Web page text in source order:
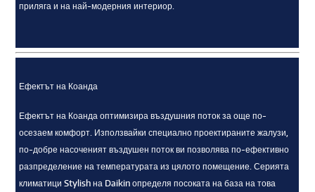
приляга и на най-модерния интериор.
Ефектът на Коанда
Ефектът на Коанда оптимизира въздушния поток за още по-
осезаем комфорт. Използвайки специално проектираните жалузи,
по-добре насоченият въздушен поток ви позволява по-ефективно
разпределение на температурата из цялото помещение. Серията
климатици Stylish на Daikin определя посоката на база на това